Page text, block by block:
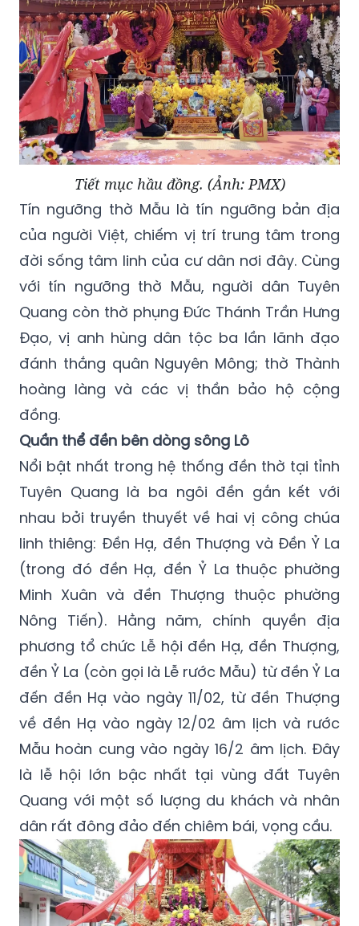
Tiết mục hầu đồng. (Ảnh: PMX)
Tín ngưỡng thờ Mẫu là tín ngưỡng bản địa
của người Việt, chiếm vị trí trung tâm trong
đời sống tâm linh của cư dân nơi đây. Cùng
với tín ngưỡng thờ Mẫu, người dân Tuyên
Quang còn thờ phụng Đức Thánh Trần Hưng
Đạo, vị anh hùng dân tộc ba lần lãnh đạo
đánh thắng quân Nguyên Mông; thờ Thành
hoàng làng và các vị thần bảo hộ cộng
đồng.
Quần thể đền bên dòng sông Lô
Nổi bật nhất trong hệ thống đền thờ tại tỉnh
Tuyên Quang là ba ngôi đền gắn kết với
nhau bởi truyền thuyết về hai vị công chúa
linh thiêng: Đền Hạ, đền Thượng và Đền Ỷ La
(trong đó đền Hạ, đền Ỷ La thuộc phường
Minh Xuân và đền Thượng thuộc phường
Nông Tiến). Hằng năm, chính quyền địa
phương tổ chức Lễ hội đền Hạ, đền Thượng,
đền Ỷ La (còn gọi là Lễ rước Mẫu) từ đền Ỷ La
đến đền Hạ vào ngày 11/02, từ đền Thượng
về đền Hạ vào ngày 12/02 âm lịch và rước
Mẫu hoàn cung vào ngày 16/2 âm lịch. Đây
là lễ hội lớn bậc nhất tại vùng đất Tuyên
Quang với một số lượng du khách và nhân
dân rất đông đảo đến chiêm bái, vọng cầu.